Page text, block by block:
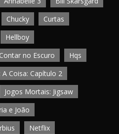
Chucky
Curtas
Hellboy
no Escuro
Hqs
A Coisa: Capítulo 2
Jogos Mortais: Jigsaw
e João
Netflix